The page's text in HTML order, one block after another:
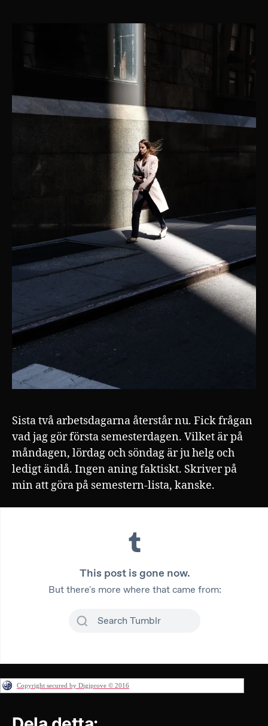
Sista två arbetsdagarna återstår nu. Fick frågan
vad jag gör första semesterdagen. Vilket är på
måndagen, lördag och söndag är ju helg och
ledigt ändå. Ingen aning faktiskt. Skriver på
min att göra på semestern-lista, kanske.
Copyright secured by Digiprove © 2016